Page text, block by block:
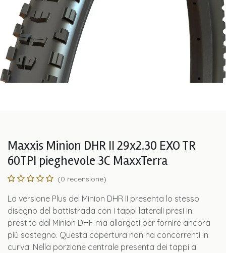
Maxxis Minion DHR II 29x2.30 EXO TR
60TPI pieghevole 3C MaxxTerra
(0 recensione)
La versione Plus del Minion DHR II presenta lo stesso
disegno del battistrada con i tappi laterali presi in
prestito dal Minion DHF ma allargati per fornire ancora
più sostegno. Questa copertura non ha concorrenti in
curva. Nella porzione centrale presenta dei tappi a